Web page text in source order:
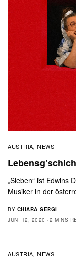
AUSTRIA, NEWS
„Sleben“ ist Edwins
Musiker in der
BY CHIARA SERGI
JUNI 12, 2020
2 MINS
AUSTRIA, NEWS